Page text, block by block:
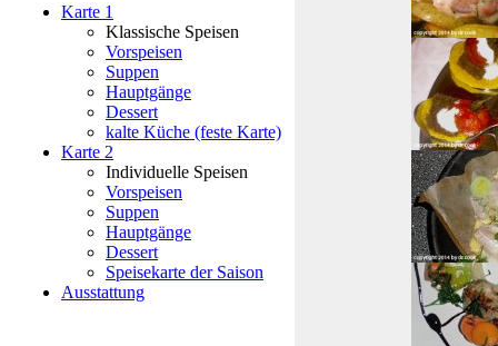
Karte 1
Klassische Speisen
Vorspeisen
Suppen
Hauptgänge
Dessert
kalte Küche (feste Karte)
Karte 2
Individuelle Speisen
Vorspeisen
Suppen
Hauptgänge
Dessert
Speisekarte der Saison
Ausstattung